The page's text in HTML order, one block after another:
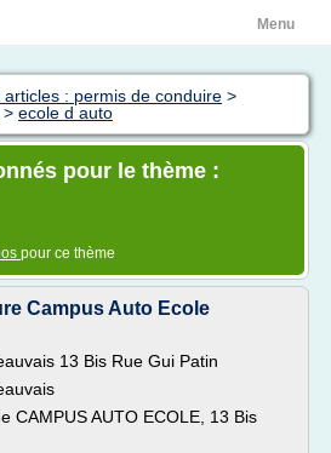
Menu
articles : permis de conduire >
> ecole d auto
pour le thème :
pour ce thème
Campus Auto Ecole
13 Bis Rue Gui Patin
CAMPUS AUTO ECOLE, 13 Bis